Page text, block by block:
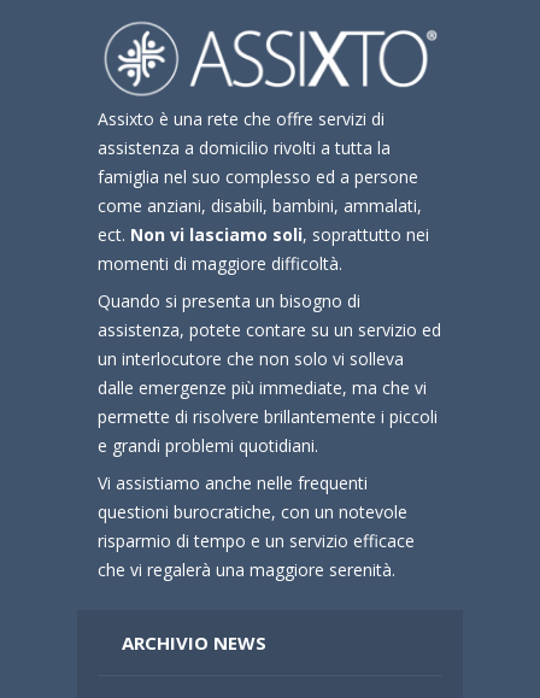
Assixto è una rete che offre servizi di
assistenza a domicilio rivolti a tutta la
famiglia nel suo complesso ed a persone
come anziani, disabili, bambini, ammalati,
ect. Non vi lasciamo soli, soprattutto nei
momenti di maggiore difficoltà.
Quando si presenta un bisogno di
assistenza, potete contare su un servizio ed
un interlocutore che non solo vi solleva
dalle emergenze più immediate, ma che vi
permette di risolvere brillantemente i piccoli
e grandi problemi quotidiani.
Vi assistiamo anche nelle frequenti
questioni burocratiche, con un notevole
risparmio di tempo e un servizio efficace
che vi regalerà una maggiore serenità.
ARCHIVIO NEWS